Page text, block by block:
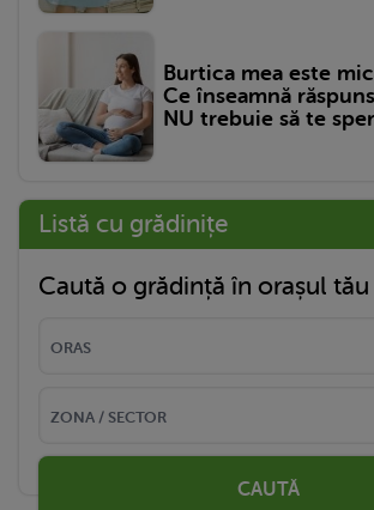
Burtica mea este
Ce înseamnă
NU trebuie să te
Listă cu grădinițe
Caută o grădință în orașul tău
CAUTĂ